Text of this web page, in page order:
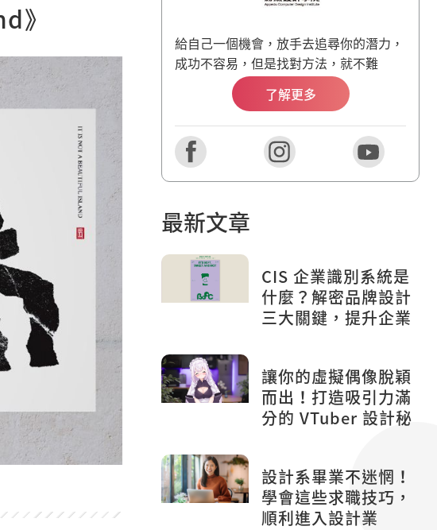
》
給自己一個機會，放手去追尋你的潛力，
成功不容易，但是找對方法，就不難
了解更多
最新文章
CIS 企業識別系統是
什麼？解密品牌設計
三大關鍵，提升企業
讓你的虛擬偶像脫穎
而出！打造吸引力滿
分的 VTuber 設計秘
設計系畢業不迷惘！
學會這些求職技巧，
順利進入設計業